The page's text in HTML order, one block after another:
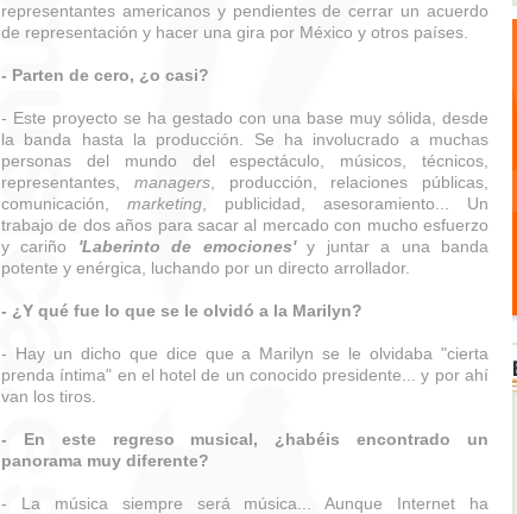
representantes americanos y pendientes de cerrar un acuerdo
de representación y hacer una gira por México y otros países.
- Parten de cero, ¿o casi?
- Este proyecto se ha gestado con una base muy sólida, desde
la banda hasta la producción. Se ha involucrado a muchas
personas del mundo del espectáculo, músicos, técnicos,
representantes, managers, producción, relaciones públicas,
comunicación, marketing , publicidad, asesoramiento... Un
trabajo de dos años para sacar al mercado con mucho esfuerzo
y cariño 'Laberinto de emociones'y juntar a una banda
potente y enérgica, luchando por un directo arrollador.
- ¿Y qué fue lo que se le olvidó a la Marilyn?
- Hay un dicho que dice que a Marilyn se le olvidaba "cierta
prenda íntima" en el hotel de un conocido presidente... y por ahí
van los tiros.
- En este regreso musical, ¿habéis encontrado un
panorama muy diferente?
- La música siempre será música... Aunque Internet ha